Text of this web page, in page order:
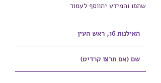
שתפו והמידע יתווסף לעמוד